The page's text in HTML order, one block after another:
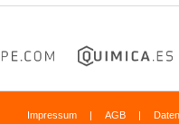
Impressum | AGB |